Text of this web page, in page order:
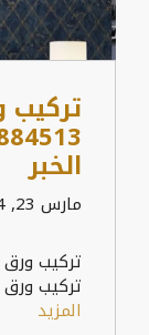
تركيب
الخبر
مارس 23, 2024
تركيب
تركيب
المزيد